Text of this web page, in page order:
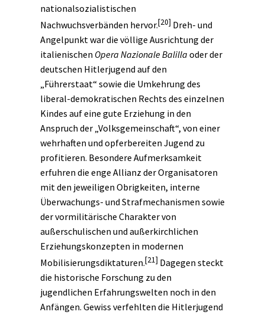
nationalsozialistischen
Nachwuchsverbänden hervor.[20] Dreh- und
Angelpunkt war die völlige Ausrichtung der
italienischen Opera Nazionale Balilla oder der
deutschen Hitlerjugend auf den
„Führerstaat“ sowie die Umkehrung des
liberal-demokratischen Rechts des einzelnen
Kindes auf eine gute Erziehung in den
Anspruch der „ Volksgemeinschaft“, von einer
wehrhaften und opferbereiten Jugend zu
profitieren. Besondere Aufmerksamkeit
erfuhren die enge Allianz der Organisatoren
mit den jeweiligen Obrigkeiten, interne
Überwachungs- und Strafmechanismen sowie
der vormilitärische Charakter von
außerschulischen und außerkirchlichen
Erziehungskonzepten in modernen
Mobilisierungsdiktaturen.[21] Dagegen steckt
die historische Forschung zu den
jugendlichen Erfahrungswelten noch in den
Anfängen. Gewiss verfehlten die Hitlerjugend